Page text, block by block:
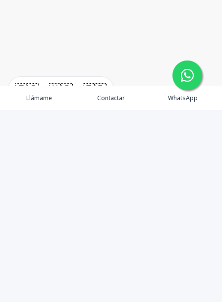
🇪🇸 🇺🇸 🇫🇷
Llámame Contactar WhatsApp